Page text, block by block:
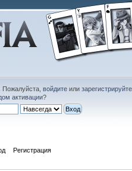
Пожалуйста, войдитеили
активации?
Регистрация